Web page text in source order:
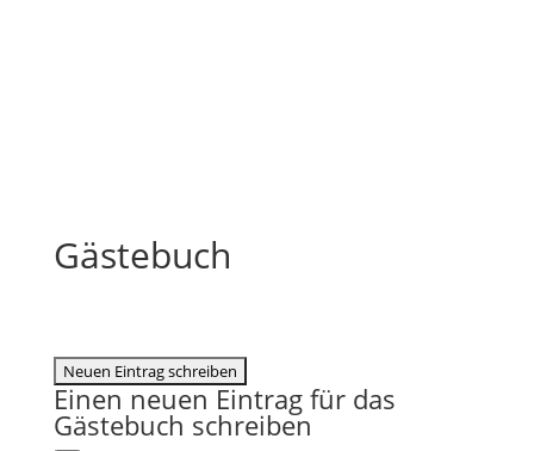
Gästebuch
Einen neuen Eintrag für das
Gästebuch schreiben